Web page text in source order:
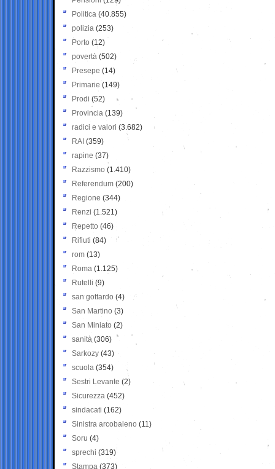
Politica (40.855)
polizia (253)
Porto (12)
povertà (502)
Presepe (14)
Primarie (149)
Prodi (52)
Provincia (139)
radici e valori (3.682)
RAI (359)
rapine (37)
Razzismo (1.410)
Referendum (200)
Regione (344)
Renzi (1.521)
Repetto (46)
Rifiuti (84)
rom (13)
Roma (1.125)
Rutelli (9)
san gottardo (4)
San Martino (3)
San Miniato (2)
sanità (306)
Sarkozy (43)
scuola (354)
Sestri Levante (2)
Sicurezza (452)
sindacati (162)
Sinistra arcobaleno (11)
Soru (4)
sprechi (319)
Stampa (373)